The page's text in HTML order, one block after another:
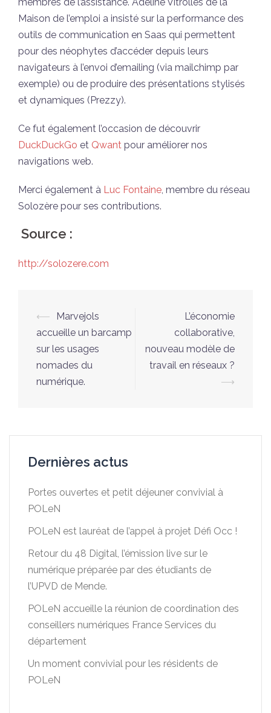
Maison de l’emploi a insisté sur la performance des
outils de communication en Saas qui permettent
pour des néophytes d’accéder depuis leurs
navigateurs à l’envoi d’emailing (via mailchimp par
exemple) ou de produire des présentations stylisés
et dynamiques (Prezzy).
Ce fut également l’occasion de découvrir
DuckDuckGo et Qwant pour améliorer nos
navigations web.
Merci également à Luc Fontaine, membre du réseau
Solozère pour ses contributions.
Source :
http://solozere.com
Navigation
d’article
⟵
Marvejols
accueille un barcamp
sur les usages
nomades du
numérique.
L’économie
collaborative,
nouveau modèle de
travail en réseaux ?
⟶
Dernières actus
Portes ouvertes et petit déjeuner convivial à
POLeN
POLeN est lauréat de l’appel à projet Défi Occ !
Retour du 48 Digital, l’émission live sur le
numérique préparée par des étudiants de
l’UPVD de Mende.
POLeN accueille la réunion de coordination des
conseillers numériques France Services du
département
Un moment convivial pour les résidents de
POLeN